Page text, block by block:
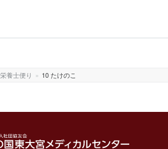
栄養士便り » 10 たけのこ